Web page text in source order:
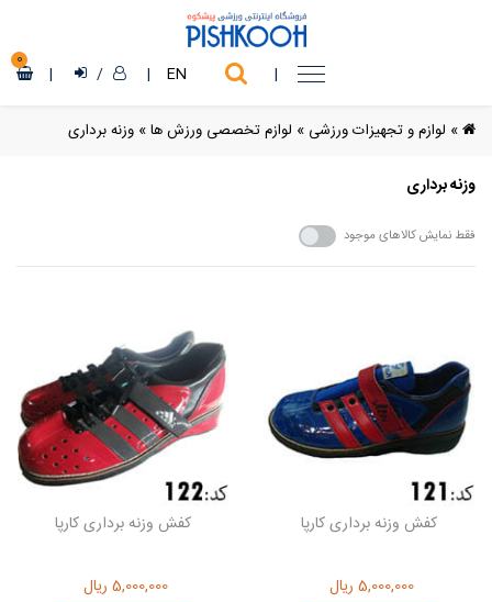
|
EN
|
/
|
0
» لوازم و تجهیزات ورزشی » لوازم تخصصی ورزش ها» وزنه برداری
وزنه برداری
فقط نمایش کالاهای موجود
کفش وزنه برداری کارپا
5,000,000 ریال
کفش وزنه برداری کارپا
5,000,000 ریال